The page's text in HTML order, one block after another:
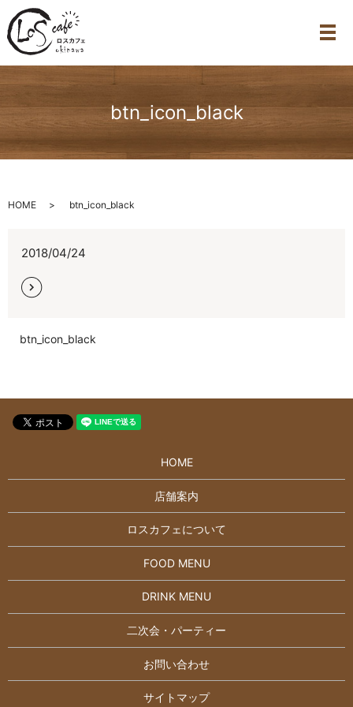
メ
btn_icon_black
HOME btn_icon_black
2018/04/24
btn_icon_black
HOME
店舗案内
ロスカフェについて
FOOD MENU
DRINK MENU
二次会・パーティー
お問い合わせ
サイトマップ